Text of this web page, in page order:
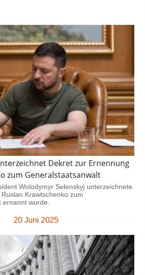
Dekret zur Ernennung
zum Generalstaatsanwalt
Wolodymyr Selenskyj unterzeichnete
Krawtschenko zum
ernannt wurde.
20 Juni 2025